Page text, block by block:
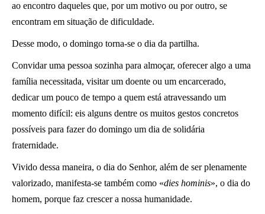
ao encontro daqueles que, por um motivo ou por outro, se
encontram em situação de dificuldade.
Desse modo, o domingo torna-se o dia da partilha.
Convidar uma pessoa sozinha para almoçar, oferecer algo a uma
família necessitada, visitar um doente ou um encarcerado,
dedicar um pouco de tempo a quem está atravessando um
momento difícil: eis alguns dentre os muitos gestos concretos
possíveis para fazer do domingo um dia de solidária
fraternidade.
Vivido dessa maneira, o dia do Senhor, além de ser plenamente
valorizado, manifesta-se também como «dies hominis», o dia do
homem, porque faz crescer a nossa humanidade.